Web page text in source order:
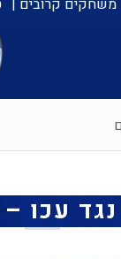
משחקים קרובים |
עכו